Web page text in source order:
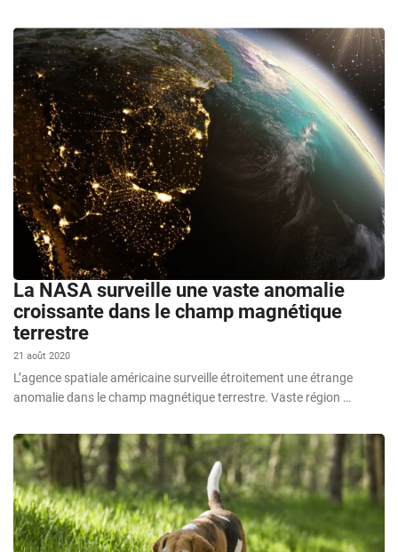
La NASA surveille une vaste anomalie
croissante dans le champ magnétique
terrestre
21 août 2020
L’agence spatiale américaine surveille étroitement une étrange
anomalie dans le champ magnétique terrestre. Vaste région …